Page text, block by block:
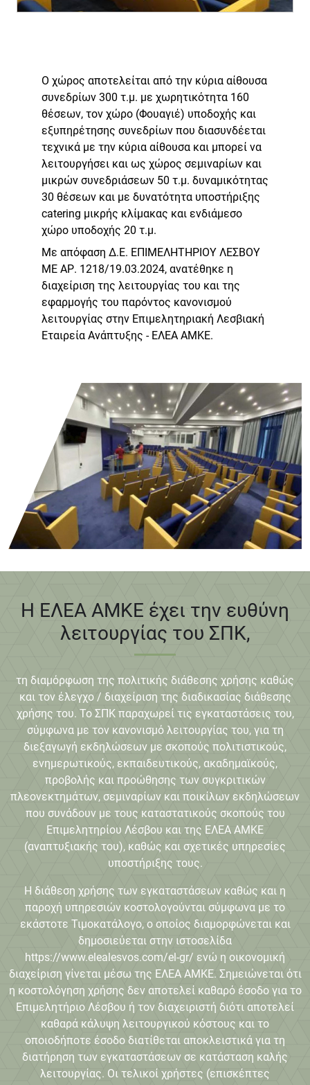
Ο χώρος αποτελείται από την κύρια αίθουσα
συνεδρίων 300 τ.μ. με χωρητικότητα 160
θέσεων, τον χώρο (Φουαγιέ) υποδοχής και
εξυπηρέτησης συνεδρίων που διασυνδέεται
τεχνικά με την κύρια αίθουσα και μπορεί να
λειτουργήσει και ως χώρος σεμιναρίων και
μικρών συνεδριάσεων 50 τ.μ. δυναμικότητας
30 θέσεων και με δυνατότητα υποστήριξης
catering μικρής κλίμακας και ενδιάμεσο
χώρο υποδοχής 20 τ.μ.
Με απόφαση Δ.Ε. ΕΠΙΜΕΛΗΤΗΡΙΟΥ ΛΕΣΒΟΥ
ΜΕ ΑΡ. 1218/19.03.2024, ανατέθηκε η
διαχείριση της λειτουργίας του και της
εφαρμογής του παρόντος κανονισμού
λειτουργίας στην Επιμελητηριακή Λεσβιακή
Εταιρεία Ανάπτυξης - ΕΛΕΑ ΑΜΚΕ.
Η ΕΛΕΑ ΑΜΚΕ έχει την ευθύνη
λειτουργίας του ΣΠΚ,
τη διαμόρφωση της πολιτικής διάθεσης χρήσης καθώς
και τον έλεγχο / διαχείριση της διαδικασίας διάθεσης
χρήσης του. Το ΣΠΚ παραχωρεί τις εγκαταστάσεις του,
σύμφωνα με τον κανονισμό λειτουργίας του, για τη
διεξαγωγή εκδηλώσεων με σκοπούς πολιτιστικούς,
ενημερωτικούς, εκπαιδευτικούς, ακαδημαϊκούς,
προβολής και προώθησης των συγκριτικών
πλεονεκτημάτων, σεμιναρίων και ποικίλων εκδηλώσεων
που συνάδουν με τους καταστατικούς σκοπούς του
Επιμελητηρίου Λέσβου και της ΕΛΕΑ ΑΜΚΕ
(αναπτυξιακής του), καθώς και σχετικές υπηρεσίες
υποστήριξης τους.
Η διάθεση χρήσης των εγκαταστάσεων καθώς και η
παροχή υπηρεσιών κοστολογούνται σύμφωνα με το
εκάστοτε Τιμοκατάλογο, ο οποίος διαμορφώνεται και
δημοσιεύεται στην ιστοσελίδα
https://www.elealesvos.com/el-gr/ ενώ η οικονομική
διαχείριση γίνεται μέσω της ΕΛΕΑ ΑΜΚΕ. Σημειώνεται ότι
η κοστολόγηση χρήσης δεν αποτελεί καθαρό έσοδο για το
Επιμελητήριο Λέσβου ή τον διαχειριστή διότι αποτελεί
καθαρά κάλυψη λειτουργικού κόστους και το
οποιοδήποτε έσοδο διατίθεται αποκλειστικά για τη
διατήρηση των εγκαταστάσεων σε κατάσταση καλής
λειτουργίας. Οι τελικοί χρήστες (επισκέπτες